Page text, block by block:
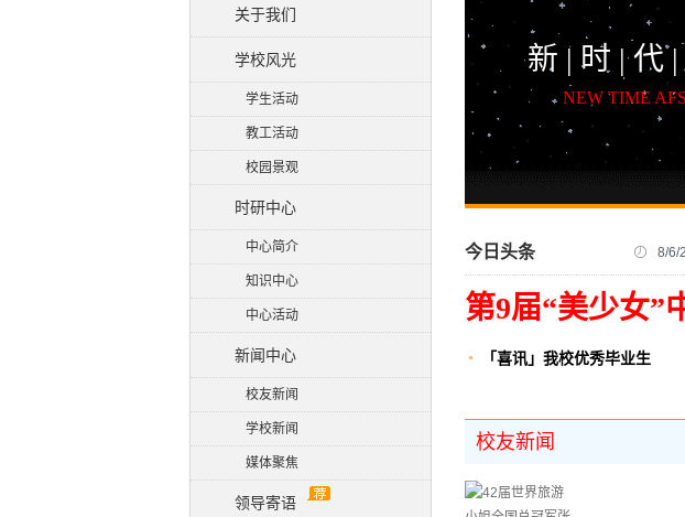
关于我们
学校风光
学生活动
教工活动
校园景观
时研中心
中心简介
知识中心
中心活动
新闻中心
校友新闻
学校新闻
媒体聚焦
领导寄语
新 | 时 | 代
NEW TIME
今日头条 8/6/
第9届“美少女”
「喜讯」我校优秀毕业生
校友新闻